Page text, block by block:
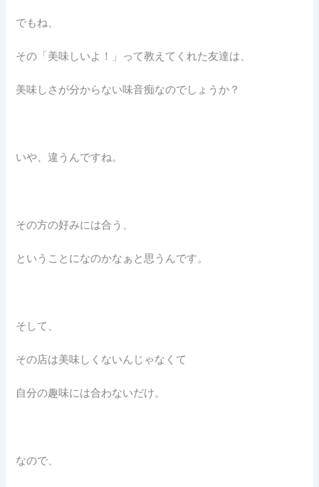
でもね、
その「美味しいよ！」って教えてくれた友達は、
美味しさが分からない味音痴なのでしょうか？
いや、違うんですね。
その方の好みには合う、
ということになのかなぁと思うんです。
そして、
その店は美味しくないんじゃなくて
自分の趣味には合わないだけ。
なので、